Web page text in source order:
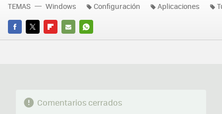
FACEBOOK
TWITTERFLIPBOARD
E-
WHATSAPP
TEMAS Windows Configuración Aplicaciones
Comentarios cerrados